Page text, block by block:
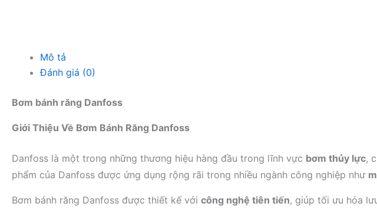
Mô tả
Đánh giá (0)
Bơm bánh răng Danfoss
Giới Thiệu Về Bơm Bánh Răng Danfoss
Danfoss là một trong những thương hiệu hàng đầu trong lĩnh vực bơm thủy lực,
phẩm của Danfoss được ứng dụng rộng rãi trong nhiều ngành công nghiệp như
Bơm bánh răng Danfoss được thiết kế với công nghệ tiên tiến, giúp tối ưu hóa